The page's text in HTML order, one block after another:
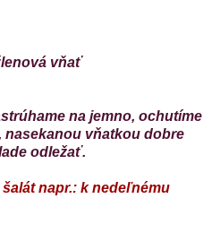
vňať
na jemno, ochutíme
vňatkou dobre
odležať.
napr.: k nedeľnému